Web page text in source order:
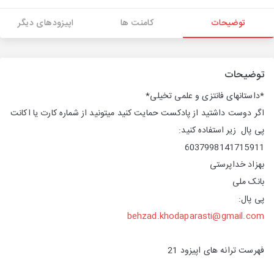
توضیحات کامنت ها اپیزودهای دیگر
توضیحات
*داستانهای فانتزی و علمی تخیلی*
اگر دوست داشتید از پادکست حمایت کنید میتونید از شماره کارت یا اکانت
پی پال زیر استفاده کنید:
6037998141715911
بهزاد خداپرستی
بانک ملی
پی پال:
behzad.khodaparasti@gmail.com
فهرست ترانه های اپیزود 21